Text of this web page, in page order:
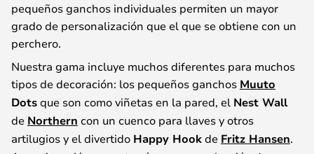
pequeños ganchos individuales permiten un mayor
grado de personalización que el que se obtiene con un
perchero.
Nuestra gama incluye muchos diferentes para muchos
tipos de decoración: los pequeños ganchos Muuto
Dotsque son como viñetas en la pared, el Nest Wall
de Northern con un cuenco para llaves y otros
artilugios y el divertido Happy Hookde Fritz Hansen.